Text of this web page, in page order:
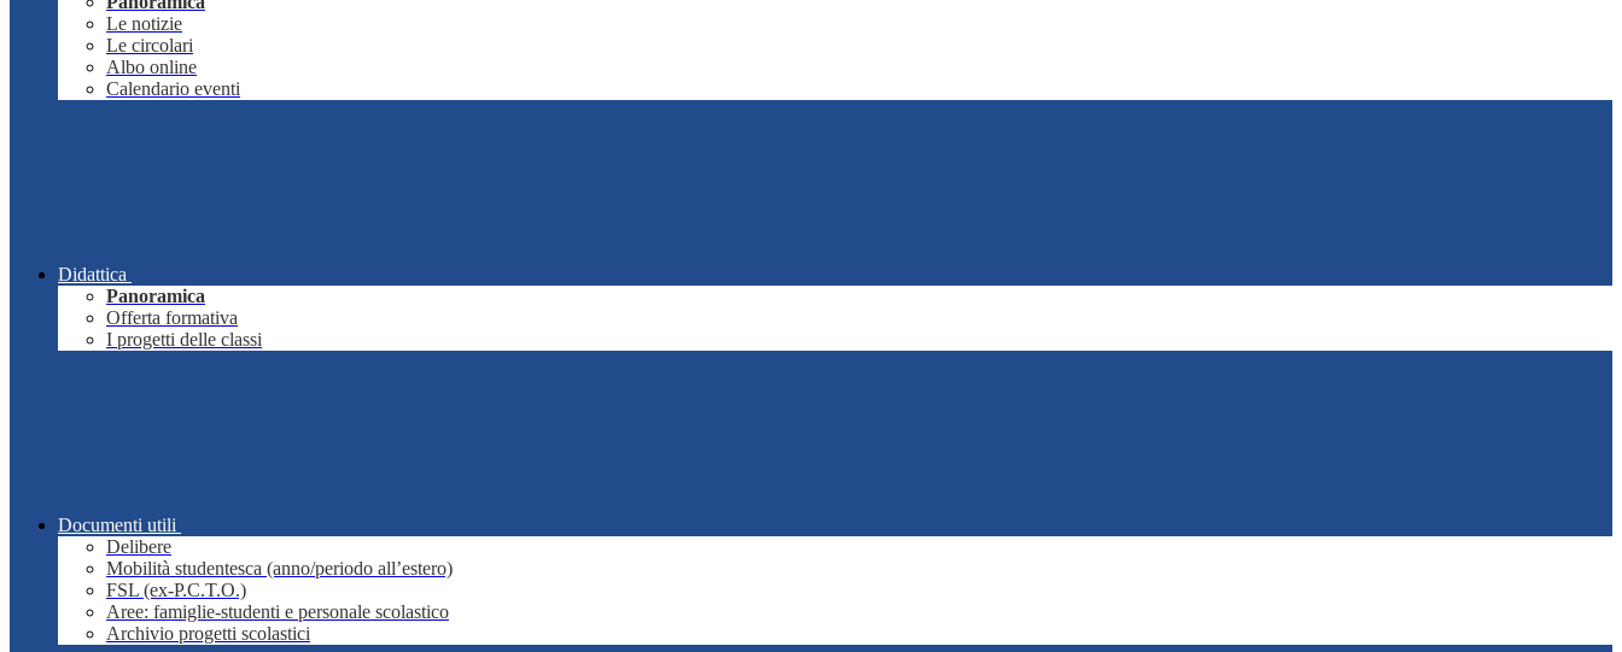
Le notizie
Le circolari
Albo online
Calendario eventi
Didattica
Panoramica
Offerta formativa
I progetti delle classi
Documenti utili
Delibere
Mobilità studentesca (anno/periodo all’estero)
FSL (ex-P.C.T.O.)
Aree: famiglie-studenti e personale scolastico
Archivio progetti scolastici